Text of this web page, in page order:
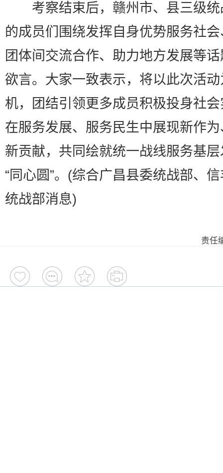
考察结束后，赣州市、县三级统
的成员们围绕发挥自身优势服务社
团体间交流合作、助力地方发展等
欲言。大家一致表示，将以此次活
机，团结引领更多成员积极投身社
在服务发展、服务民生中展现新作
新贡献，共同绘就统一战线服务基
“同心圆”。(综合广昌县委统战部、
统战部消息)
责任